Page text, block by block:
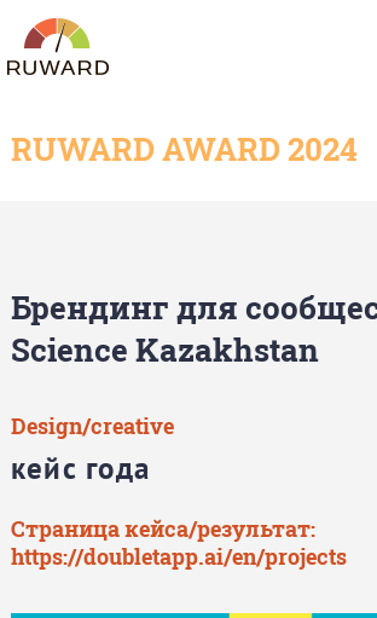
RUWARD AWARD 2024
Брендинг для
Science Kazakhstan
Design/creative
кейс года
Страница кейса/результат:
https://doubletapp.ai/en/projects